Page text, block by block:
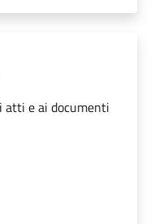
atti e ai documenti